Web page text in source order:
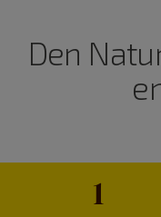
Den
1